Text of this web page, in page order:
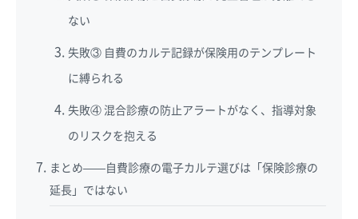
ない
失敗③ 自費のカルテ記録が保険用のテンプレート
に縛られる
失敗④ 混合診療の防止アラートがなく、指導対象
のリスクを抱える
まとめ——自費診療の電子カルテ選びは「保険診療の
延長」ではない